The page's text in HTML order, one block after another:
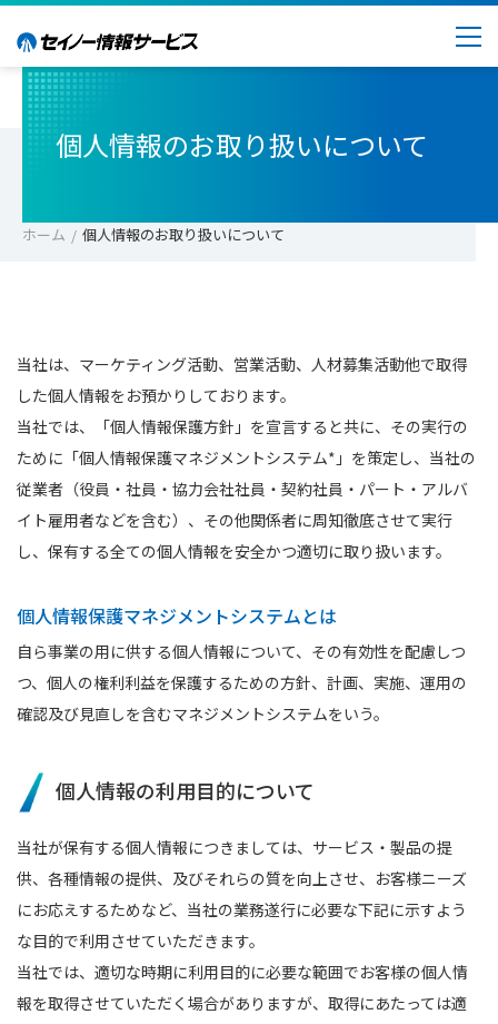
個人情報のお取り扱いについて
ホーム 個人情報のお取り扱いについて
当社は、マーケティング活動、営業活動、人材募集活動他で取得
した個人情報をお預かりしております。
当社では、「個人情報保護方針」を宣言すると共に、その実行の
ために「個人情報保護マネジメントシステム*」を策定し、当社の
従業者（役員・社員・協力会社社員・契約社員・パート・アルバ
イト雇用者などを含む）、その他関係者に周知徹底させて実行
し、保有する全ての個人情報を安全かつ適切に取り扱います。
個人情報保護マネジメントシステムとは
自ら事業の用に供する個人情報について、その有効性を配慮しつ
つ、個人の権利利益を保護するための方針、計画、実施、運用の
確認及び見直しを含むマネジメントシステムをいう。
個人情報の利用目的について
当社が保有する個人情報につきましては、サービス・製品の提
供、各種情報の提供、及びそれらの質を向上させ、お客様ニーズ
にお応えするためなど、当社の業務遂行に必要な下記に示すよう
な目的で利用させていただきます。
当社では、適切な時期に利用目的に必要な範囲でお客様の個人情
報を取得させていただく場合がありますが、取得にあたっては適